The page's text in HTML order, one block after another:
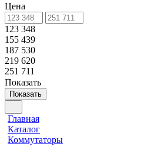
Цена
123 348
155 439
187 530
219 620
251 711
Показать
Показать
Главная
Каталог
Коммутаторы